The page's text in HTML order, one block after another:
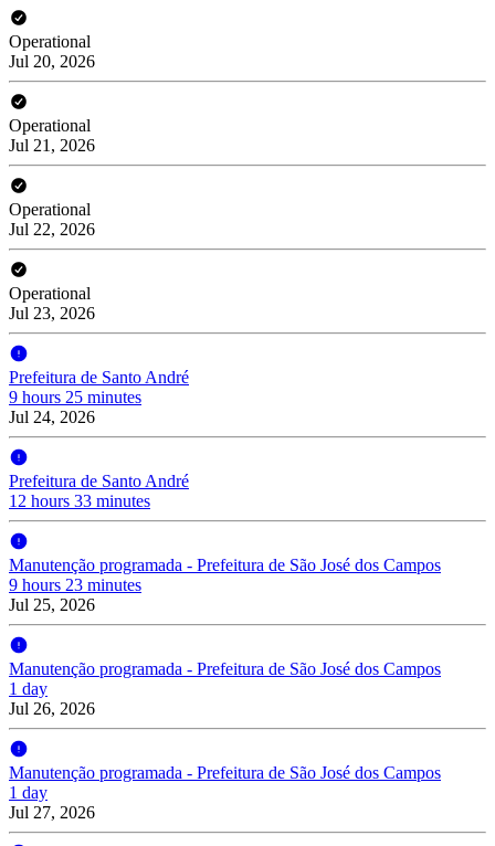
Operational
Jul 20, 2026
Operational
Jul 21, 2026
Operational
Jul 22, 2026
Operational
Jul 23, 2026
Prefeitura de Santo André
9 hours 25 minutes
Jul 24, 2026
Prefeitura de Santo André
12 hours 33 minutes
Manutenção programada - Prefeitura de São José dos Campos
9 hours 23 minutes
Jul 25, 2026
Manutenção programada - Prefeitura de São José dos Campos
1 day
Jul 26, 2026
Manutenção programada - Prefeitura de São José dos Campos
1 day
Jul 27, 2026